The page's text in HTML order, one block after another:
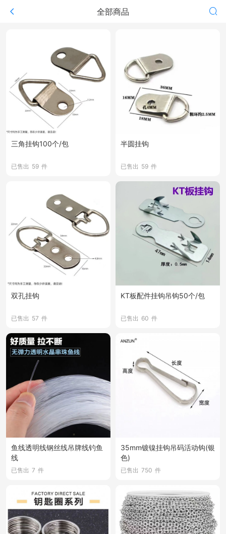
全部商品
三角挂钩100个/包
已售出 59 件
半圆挂钩
已售出 59 件
双孔挂钩
已售出 57 件
KT板配件挂钩吊钩50个/包
已售出 60 件
鱼线透明线钢丝线吊牌线钓鱼
线
已售出 7 件
35mm镀镍挂钩吊码活动钩(银
色)
已售出 750 件